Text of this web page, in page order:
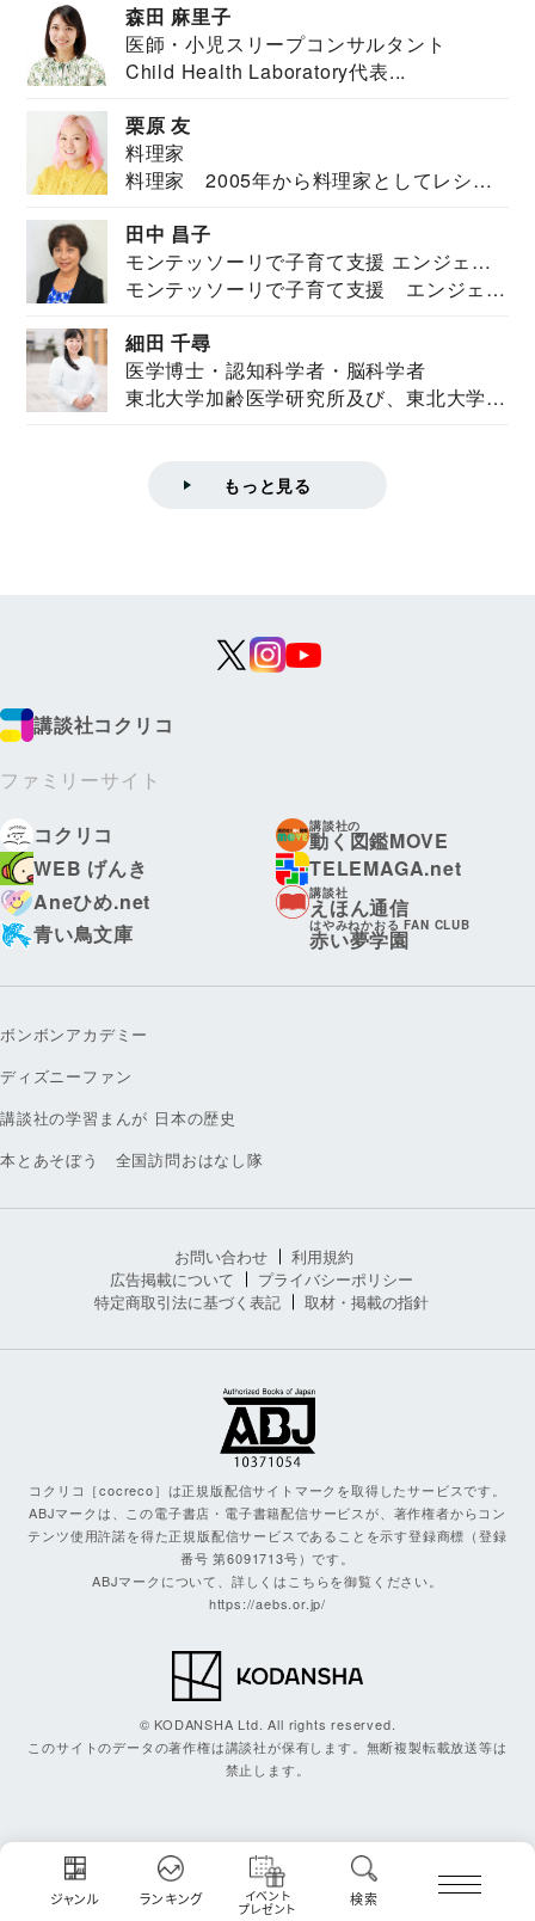
ジャンル ランキング イベント
プレゼント
検索
森田 麻里子
医師・小児スリープコンサルタント
Child Health Laboratory代表...
栗原 友
料理家
料理家 2005年から料理家としてレシピ
田中 昌子
モンテッソーリで子育て支援 エンジェル
ズハウス研究所所長
モンテッソーリで子育て支援 エンジェル
細田 千尋
医学博士・認知科学者・脳科学者
東北大学加齢医学研究所及び、東北大学大
もっと見る
講談社コクリコ
ファミリーサイト
コクリコ
講談社の
動く図鑑MOVE
WEB げんき
TELEMAGA.net
Aneひめ.net
講談社
えほん通信
青い鳥文庫
はやみねかおる FAN CLUB
赤い夢学園
ボンボンアカデミー
ディズニーファン
講談社の学習まんが 日本の歴史
本とあそぼう 全国訪問おはなし隊
お問い合わせ
利用規約
広告掲載について
プライバシーポリシー
特定商取引法に基づく表記
取材・掲載の指針
コクリコ［cocreco］は正規版配信サイトマークを取得したサービスです。
ABJマークは、この電子書店・電子書籍配信サービスが、著作権者からコン
テンツ使用許諾を得た正規版配信サービスであることを示す登録商標（登録
番号 第6091713号）です。
ABJマークについて、詳しくはこちらを御覧ください。
https://aebs.or.jp/
© KODANSHA Ltd. All rights reserved.
このサイトのデータの著作権は講談社が保有します。無断複製転載放送等は
禁止します。